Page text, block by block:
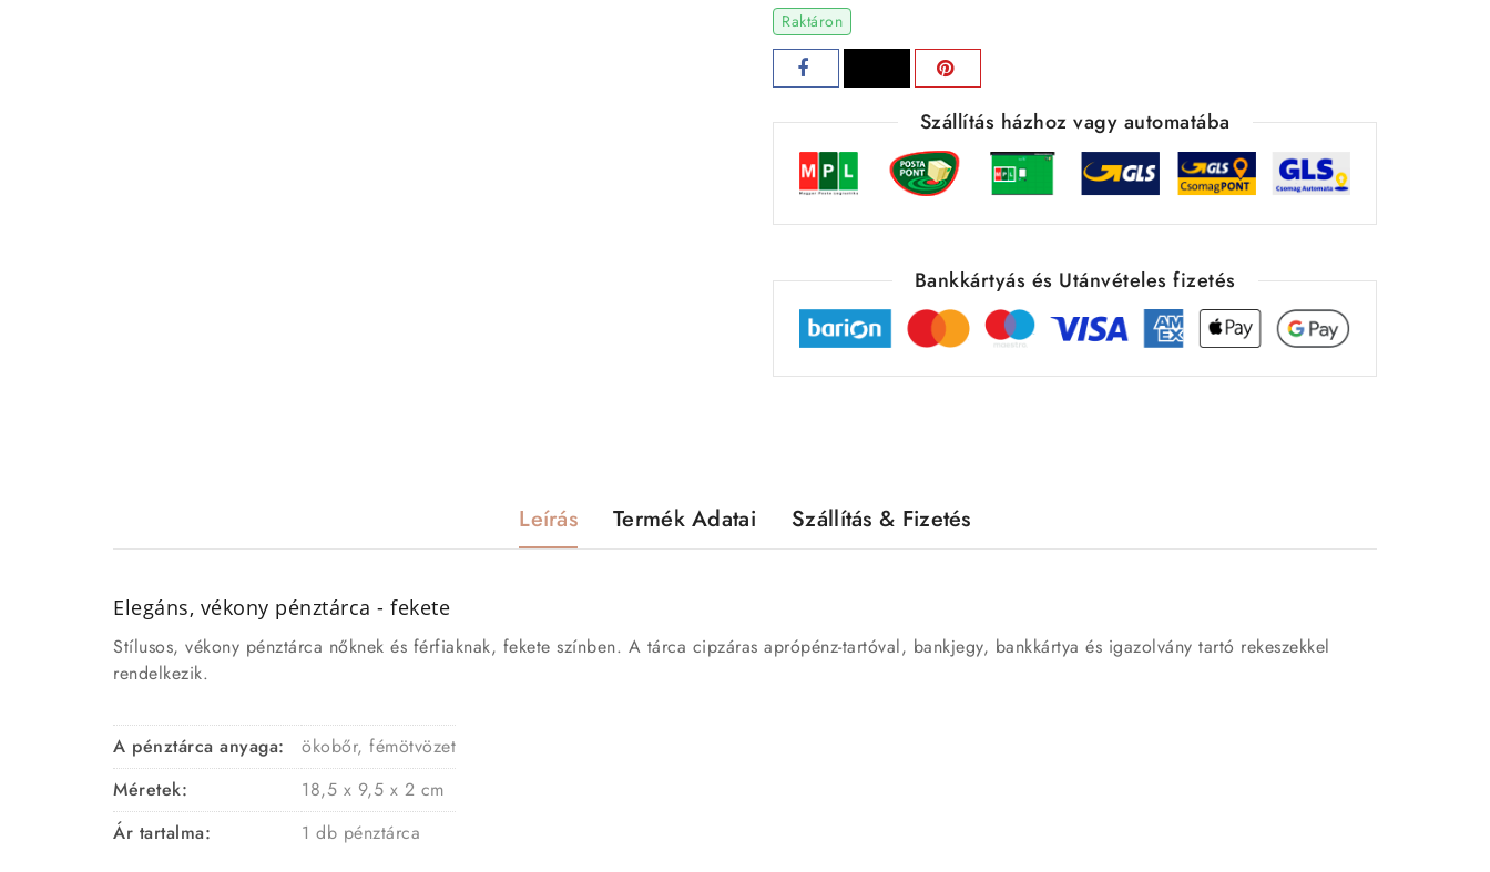
Raktáron
Szállítás házhoz vagy automatába
Bankkártyás és Utánvételes fizetés
Leírás Termék Adatai Szállítás & Fizetés
Elegáns, vékony pénztárca - fekete
Stílusos, vékony pénztárca nőknek és férfiaknak, fekete színben. A tárca cipzáras aprópénz-tartóval, bankjegy, bankkártya és igazolvány tartó rekeszekkel
rendelkezik.
A pénztárca anyaga:
ökobőr, fémötvözet
Méretek:
18,5 x 9,5 x 2 cm
Ár tartalma:
1 db pénztárca